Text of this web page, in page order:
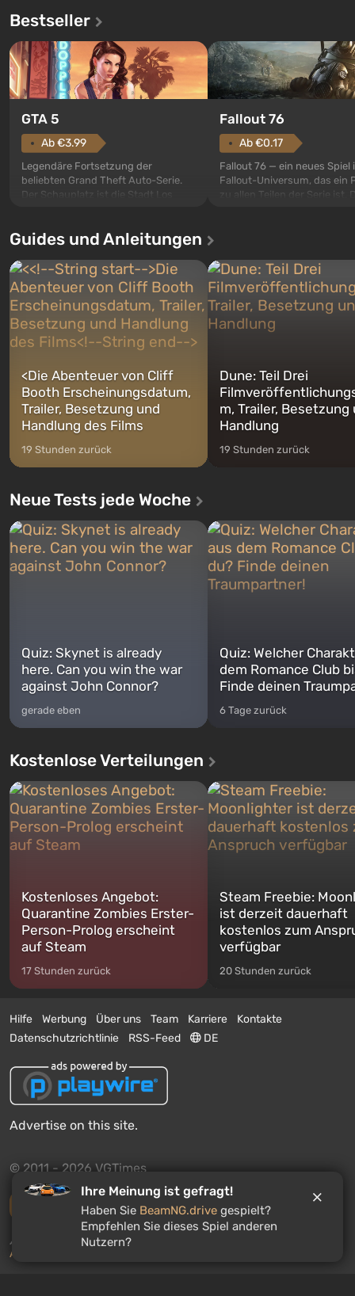
Bestseller
GTA 5
Ab €3.99
Legendäre Fortsetzung der
beliebten Grand Theft Auto-Serie.
Der Schauplatz ist die Stadt Los
ersten Mal erzählt das Spiel die
Charakteren: Michael, Trevor und
Franklin, zwischen denen Sie
jederzeit...
Fallout 76
Ab €0.17
Fallout 76 — ein neues Spiel
Fallout-Universum, das ein
zu allen Teilen der Serie ist.
nach dem Abwurf von
auf Amerika geöffnet wird.
Guides und Anleitungen
<Die Abenteuer von Cliff
Booth Erscheinungsdatum,
Trailer, Besetzung und
Handlung des Films
19 Stunden zurück
Dune: Teil Drei
m, Trailer, Besetzung
Handlung
19 Stunden zurück
Neue Tests jede Woche
Quiz: Skynet is already
here. Can you win the war
against John Connor?
gerade eben
Quiz: Welcher
dem Romance Club
Finde deinen
6 Tage zurück
Kostenlose Verteilungen
Kostenloses Angebot:
Quarantine Zombies Erster-
Person-Prolog erscheint
auf Steam
17 Stunden zurück
Steam Freebie:
ist derzeit dauerhaft
kostenlos zum
verfügbar
20 Stunden zurück
Hilfe Werbung Über uns Team Karriere
Kontakte
Datenschutzrichtlinie
RSS-Feed DE
Advertise on this site.
© 2011 - 2026 VGTimes
Vollständige Version
Push-Benachrichtigungen über Nachrichten:
Aktivieren
Ihre Meinung ist gefragt!
Haben Sie BeamNG.drive gespielt?
Empfehlen Sie dieses Spiel anderen
Nutzern?